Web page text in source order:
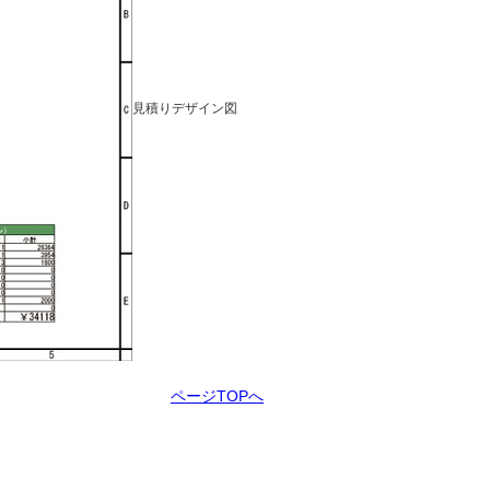
見積りデザイン図
ページTOPへ